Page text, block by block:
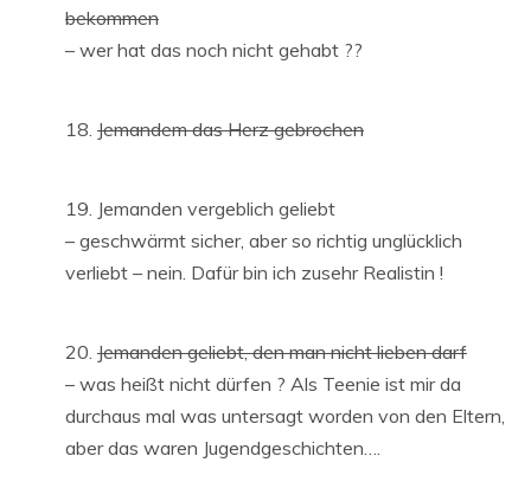
bekommen
– wer hat das noch nicht gehabt ??
Jemandem das Herz gebrochen
Jemanden vergeblich geliebt
– geschwärmt sicher, aber so richtig unglücklich
verliebt – nein. Dafür bin ich zusehr Realistin !
Jemanden geliebt, den man nicht lieben darf
– was heißt nicht dürfen ? Als Teenie ist mir da
durchaus mal was untersagt worden von den Eltern,
aber das waren Jugendgeschichten….